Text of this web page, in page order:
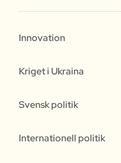
Innovation
Kriget i Ukraina
Svensk politik
Internationell politik